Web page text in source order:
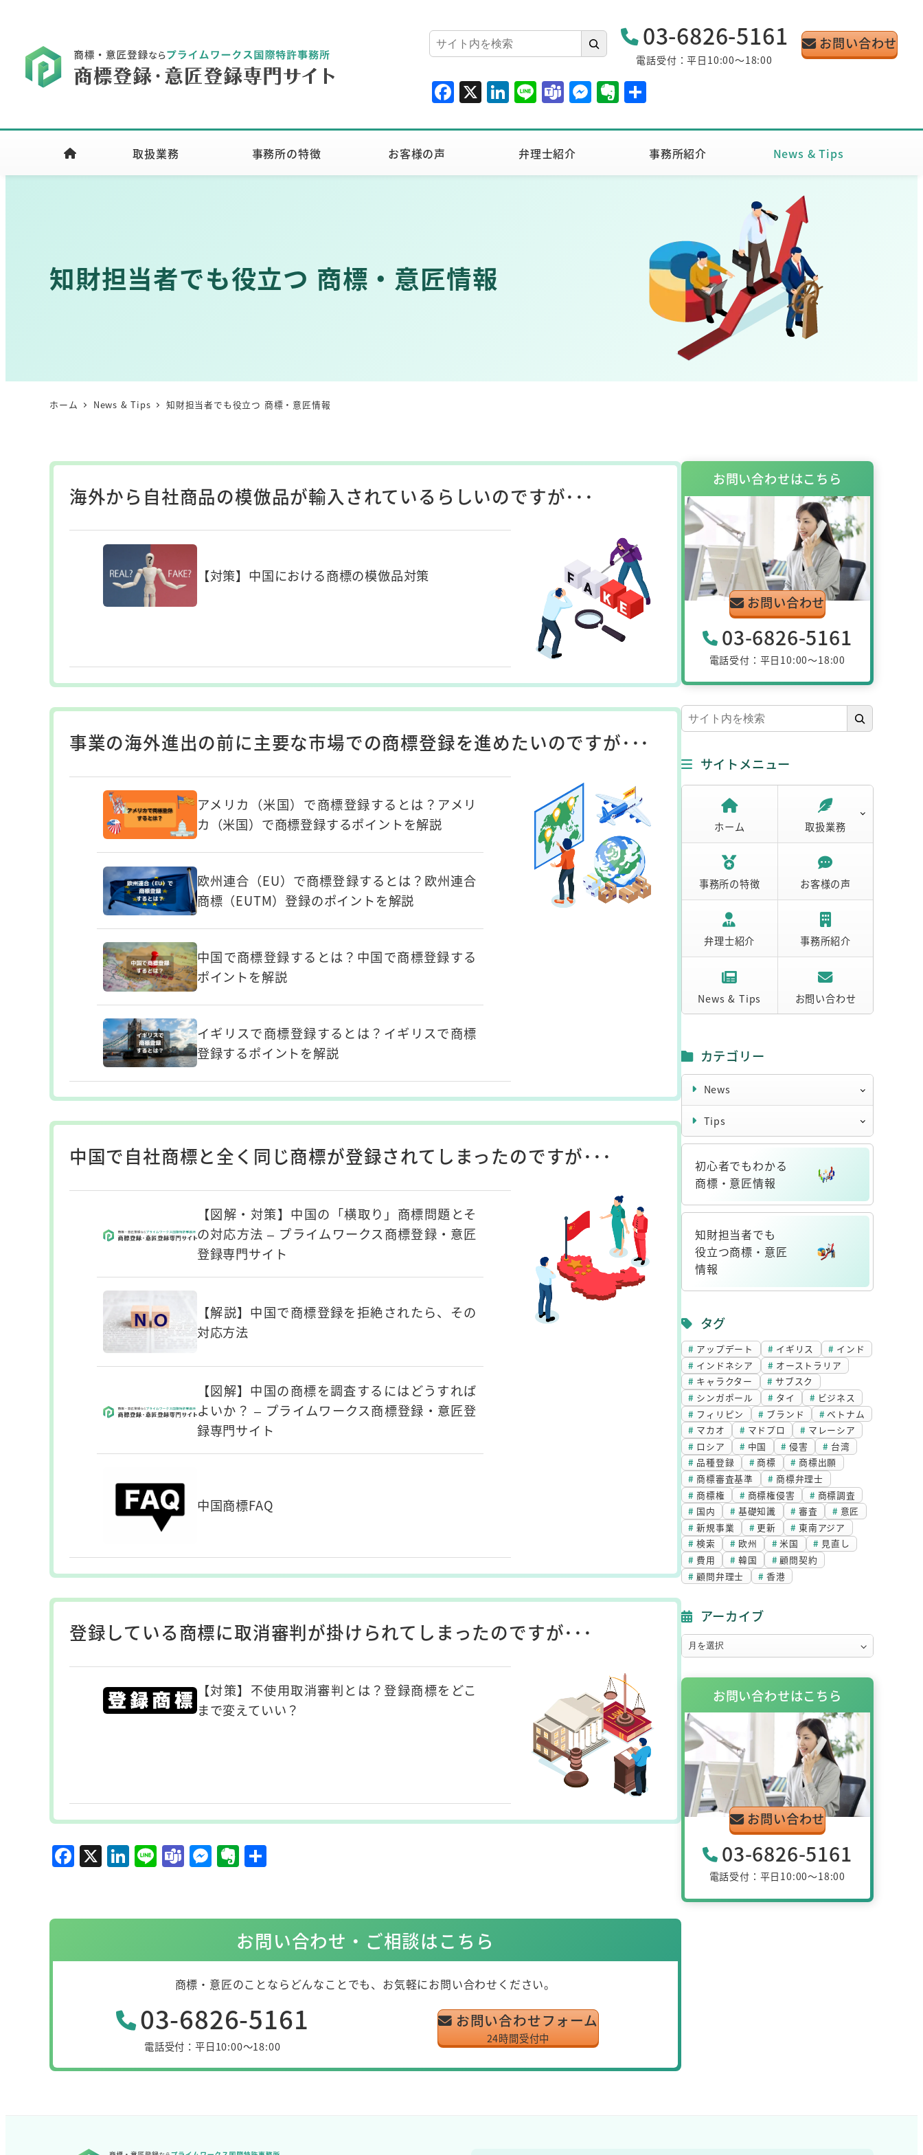
検
索
03-6826-5161
電話受付：平日10:00～18:00
お問い合わせ
F
a
c
b
X Li
n
k
e
dI
Li
n
e
T
e
a
m
s
M
e
ss
n
E
v
er
ot
共
取扱業務 事務所の特徴 お客様の声 弁理士紹介 事務所紹介 News & Tips
知財担当者でも役立つ 商標・意匠情報
ホーム News & Tips 知財担当者でも役立つ 商標・意匠情報
海外から自社商品の模倣品が輸入されているらしいのですが･･･
【対策】中国における商標の模倣品対策
事業の海外進出の前に主要な市場での商標登録を進めたいのですが･･･
アメリカ（米国）で商標登録するとは？アメリ
カ（米国）で商標登録するポイントを解説
欧州連合（EU）で商標登録するとは？欧州連合
商標（EUTM）登録のポイントを解説
中国で商標登録するとは？中国で商標登録する
ポイントを解説
イギリスで商標登録するとは？イギリスで商標
登録するポイントを解説
中国で自社商標と全く同じ商標が登録されてしまったのですが･･･
【図解・対策】中国の「横取り」商標問題とそ
の対応方法 – プライムワークス商標登録・意匠
登録専門サイト
【解説】中国で商標登録を拒絶されたら、その
対応方法
【図解】中国の商標を調査するにはどうすれば
よいか？ – プライムワークス商標登録・意匠登
録専門サイト
中国商標FAQ
登録している商標に取消審判が掛けられてしまったのですが･･･
【対策】不使用取消審判とは？登録商標をどこ
まで変えていい？
F
a
e
o
X Li
n
e
n
Li
n
T
e
m
M
e
e
g
er
E
v
n
ot
e
お問い合わせ・ご相談はこちら
商標・意匠のことならどんなことでも、お気軽にお問い合わせください。
03-6826-5161
電話受付：平日10:00～18:00
お問い合わせフォーム
24時間受付中
お問い合わせはこちら
お問い合わせ
03-6826-5161
電話受付：平日10:00～18:00
検
索
サイトメニュー
ホーム 取扱業務
事務所の特徴 お客様の声
弁理士紹介 事務所紹介
News & Tips お問い合わせ
カテゴリー
News
Tips
初心者でもわかる
商標・意匠情報
リ
知財担当者でも
役立つ商標・意匠
情報
ン
ク
タグ
アップデート イギリス
インド
インドネシア
オーストラリア
キャラクター
サブスク
シンガポール
タイ
ビジネス
フィリピン
ブランド
ベトナム
マカオ
マドプロ
マレーシア
ロシア
中国 侵害
台湾
品種登録
商標
商標出願
商標審査基準
商標弁理士
商標権
商標権侵害
商標調査
国内
基礎知識 審査
意匠
新規事業
更新
東南アジア
検索
欧州 米国
見直し
費用
韓国
顧問契約
顧問弁理士
香港
アーカイブ
ア
ー
カ
ブ
お問い合わせはこちら
お問い合わせ
03-6826-5161
電話受付：平日10:00～18:00